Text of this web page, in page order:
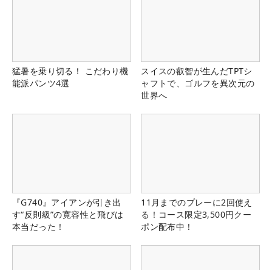
猛暑を乗り切る！ こだわり機
能派パンツ4選
スイスの叡智が生んだTPTシ
ャフトで、ゴルフを異次元の
世界へ
『G740』アイアンが引き出
す“反則級”の寛容性と飛びは
本当だった！
11月までのプレーに2回使え
る！コース限定3,500円クー
ポン配布中！